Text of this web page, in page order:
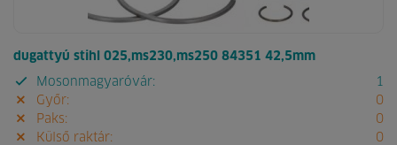
dugattyú stihl 025,ms230,ms250 84351 42,5mm
Mosonmagyaróvár:
1
Győr:
0
Paks:
0
Külső raktár:
0